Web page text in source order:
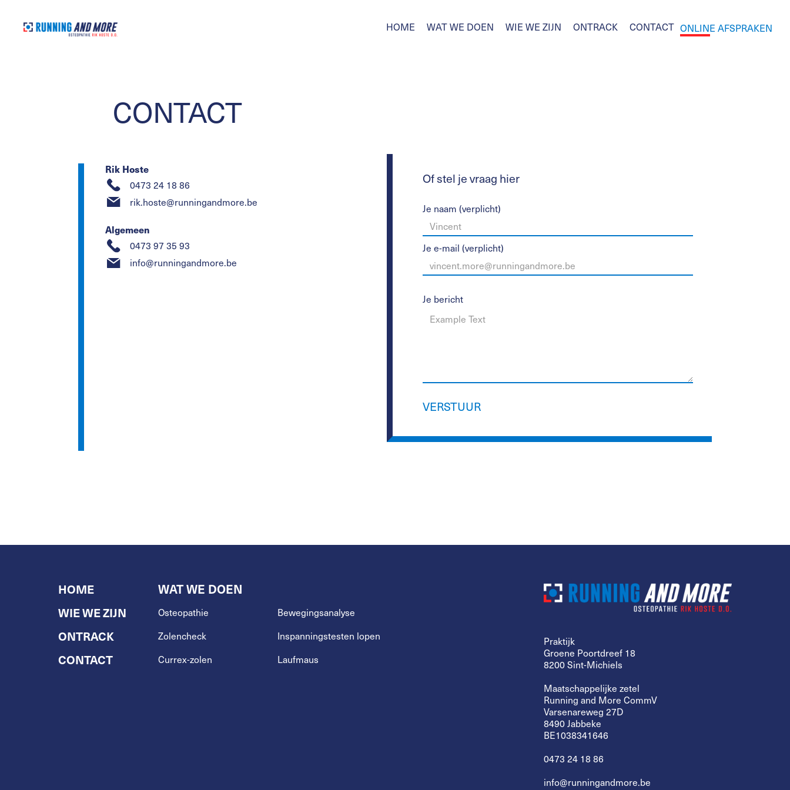
HOME WAT WE DOEN WIE WE ZIJN ONTRACK CONTACT ONLINE AFSPRAKEN
CONTACT
Rik Hoste
0473 24 18 86
rik.hoste@runningandmore.be
Algemeen
0473 97 35 93
info@runningandmore.be
Of stel je vraag hier
Je naam (verplicht)
Je e-mail (verplicht)
Je bericht
HOME
WIE WE ZIJN
ONTRACK
CONTACT
WAT WE DOEN
Osteopathie
Bewegingsanalyse
Zolencheck
Inspanningstesten lopen
Currex-zolen
Laufmaus
Praktijk
Groene Poortdreef 18
8200 Sint-Michiels
Maatschappelijke zetel
Running and More CommV
Varsenareweg 27D
8490 Jabbeke
BE1038341646
0473 24 18 86
info@runningandmore.be